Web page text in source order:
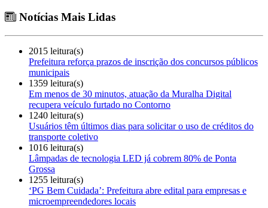
Notícias Mais Lidas
2015 leitura(s)
Prefeitura reforça prazos de inscrição dos concursos públicos
municipais
1359 leitura(s)
Em menos de 30 minutos, atuação da Muralha Digital
recupera veículo furtado no Contorno
1240 leitura(s)
Usuários têm últimos dias para solicitar o uso de créditos do
transporte coletivo
1016 leitura(s)
Lâmpadas de tecnologia LED já cobrem 80% de Ponta
Grossa
1255 leitura(s)
‘PG Bem Cuidada’: Prefeitura abre edital para empresas e
microempreendedores locais